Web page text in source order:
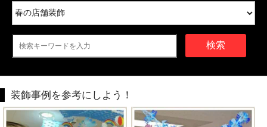
検索
装飾事例を参考にしよう！